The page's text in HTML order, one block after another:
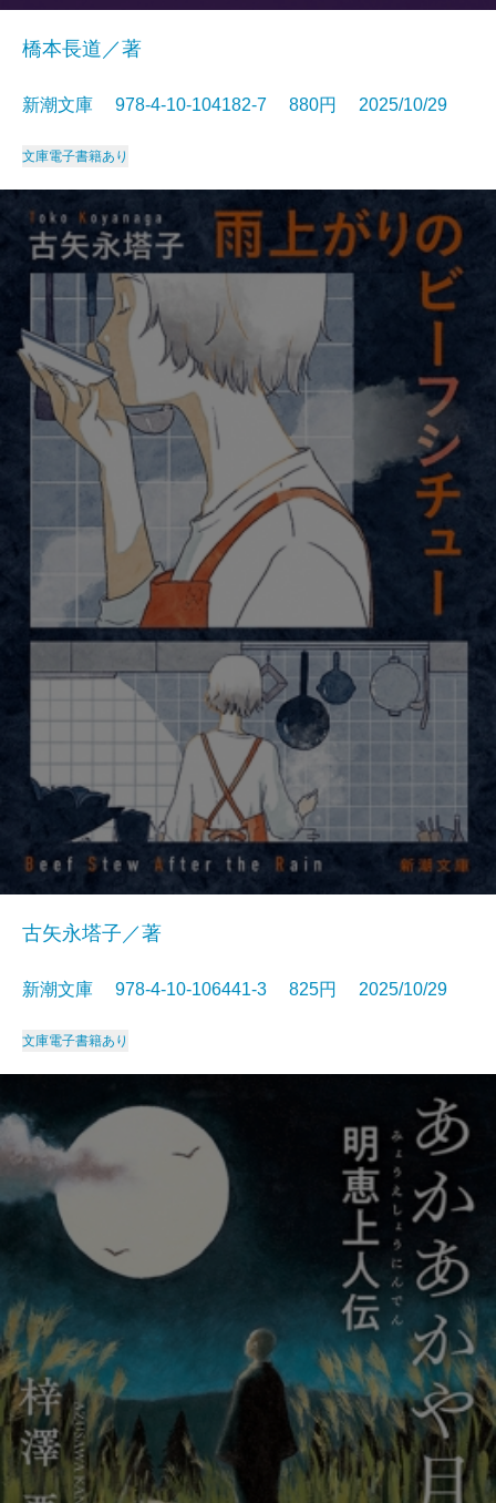
橋本長道／著
新潮文庫 978-4-10-104182-7 880円 2025/10/29
文庫電子書籍あり
古矢永塔子／著
新潮文庫 978-4-10-106441-3 825円 2025/10/29
文庫電子書籍あり